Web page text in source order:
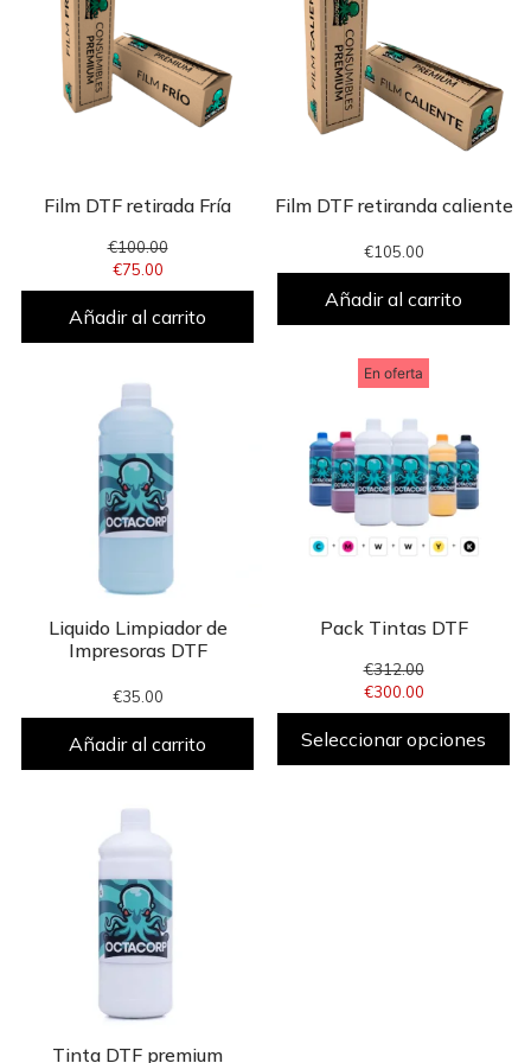
Film DTF retirada Fría
€100.00
€75.00
Añadir al carrito
Film DTF retiranda caliente
€105.00
Añadir al carrito
Liquido Limpiador de
Impresoras DTF
€35.00
Añadir al carrito
En oferta
Pack Tintas DTF
€312.00
€300.00
Seleccionar opciones
Tinta DTF premium